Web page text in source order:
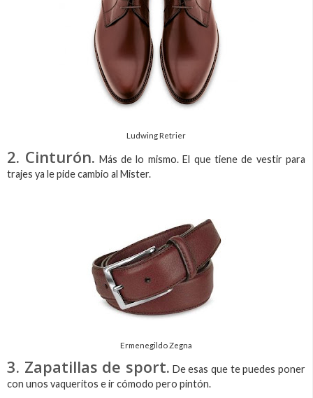
Ludwing Retrier
2. Cinturón. Más de lo mismo. El que tiene de vestir para
trajes ya le pide cambio al Mister.
Ermenegildo Zegna
3. Zapatillas de sport. De esas que te puedes poner
con unos vaqueritos e ir cómodo pero pintón.